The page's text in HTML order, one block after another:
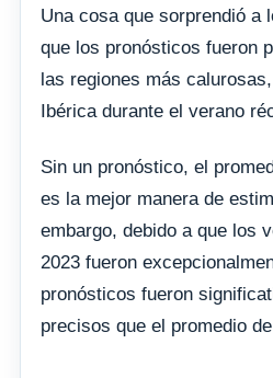
Una cosa que sorprendió a
que los pronósticos fueron
las regiones más
Ibérica durante el verano
Sin un pronóstico, el
es la mejor manera de
embargo, debido a que los
2023 fueron
pronósticos fueron
precisos que el promedio